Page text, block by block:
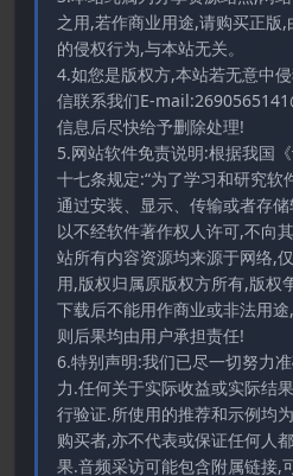
之用,若作商业用途,请购买正版
的侵权行为,与本站无关。
4.如您是版权方,本站若无意中
信联系我们E-
信息后尽快给予删除处理!
5.网站软件免责说明:根据我国
十七条规定:“为了学习和研究软
通过安装、显示、传输或者存
以不经软件著作权人许可,不向
站所有内容资源均来源于网络,
用,版权归属原版权方所有,版权
下载后不能用作商业或非法用
则后果均由用户承担责任!
6.特别声明:我们已尽一切努力
力.任何关于实际收益或实际结
行验证.所使用的推荐和示例均
购买者,亦不代表或保证任何人
果.音频采访可能包含附属链接,